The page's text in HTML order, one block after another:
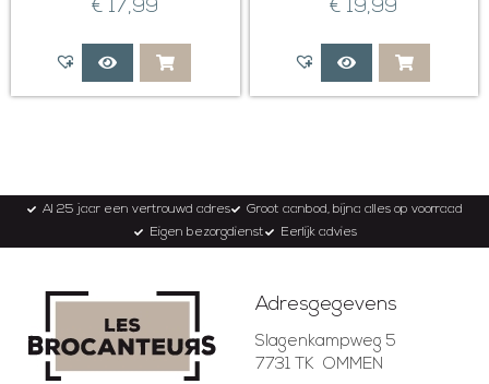
€ 17,99 € 19,99
Al 25 jaar een vertrouwd adres
Groot aanbod, bijna alles op voorraad
Eigen bezorgdienst
Eerlijk advies
Adresgegevens
Slagenkampweg 5
7731 TK OMMEN